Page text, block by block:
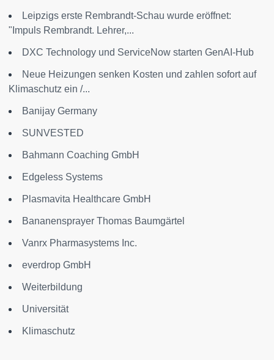
Leipzigs erste Rembrandt-Schau wurde eröffnet:
"Impuls Rembrandt. Lehrer,...
DXC Technology und ServiceNow starten GenAI-Hub
Neue Heizungen senken Kosten und zahlen sofort auf
Klimaschutz ein /...
Banijay Germany
SUNVESTED
Bahmann Coaching GmbH
Edgeless Systems
Plasmavita Healthcare GmbH
Bananensprayer Thomas Baumgärtel
Vanrx Pharmasystems Inc.
everdrop GmbH
Weiterbildung
Universität
Klimaschutz